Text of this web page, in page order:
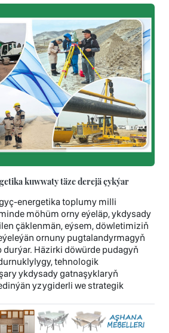
kuwwaty täze derejä çykýar
energetika toplumy milli
möhüm orny eýeläp, ykdysady
çäklenmän, eýsem, döwletimiziň
ornuny pugtalandyrmagyň
Häzirki döwürde pudagyň
tehnologik
ykdysady gatnaşyklaryň
yzygiderli we strategik